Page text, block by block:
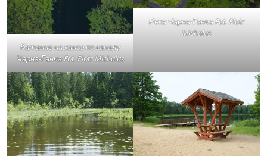
Катание на каноэ по каналу
Чарна-Ганча Fot. Piotr Michałus
Река Чарна-Ганча Fot. Piotr
Michałus